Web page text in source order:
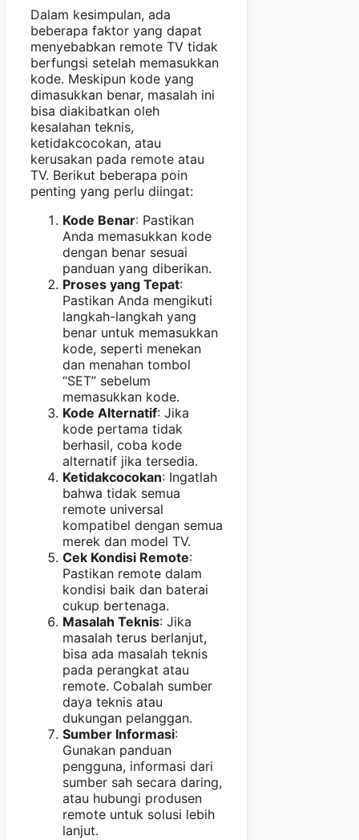
Dalam kesimpulan, ada
beberapa faktor yang dapat
menyebabkan remote TV tidak
berfungsi setelah memasukkan
kode. Meskipun kode yang
dimasukkan benar, masalah ini
bisa diakibatkan oleh
kesalahan teknis,
ketidakcocokan, atau
kerusakan pada remote atau
TV. Berikut beberapa poin
penting yang perlu diingat:
Kode Benar: Pastikan
Anda memasukkan kode
dengan benar sesuai
panduan yang diberikan.
Proses yang Tepat:
Pastikan Anda mengikuti
langkah-langkah yang
benar untuk memasukkan
kode, seperti menekan
dan menahan tombol
“SET” sebelum
memasukkan kode.
Kode Alternatif: Jika
kode pertama tidak
berhasil, coba kode
alternatif jika tersedia.
Ketidakcocokan: Ingatlah
bahwa tidak semua
remote universal
kompatibel dengan semua
merek dan model TV.
Cek Kondisi Remote:
Pastikan remote dalam
kondisi baik dan baterai
cukup bertenaga.
Masalah Teknis: Jika
masalah terus berlanjut,
bisa ada masalah teknis
pada perangkat atau
remote. Cobalah sumber
daya teknis atau
dukungan pelanggan.
Sumber Informasi:
Gunakan panduan
pengguna, informasi dari
sumber sah secara daring,
atau hubungi produsen
remote untuk solusi lebih
lanjut.